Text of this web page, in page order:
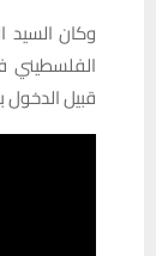
وكان السيد
الفلسطيني
قبيل